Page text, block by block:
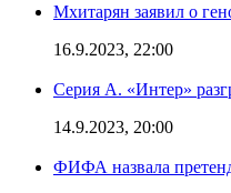
Мхитарян заявил о
16.9.2023, 22:00
Серия А. «Интер»
14.9.2023, 20:00
ФИФА назвала